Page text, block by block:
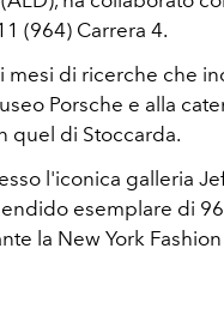
(964) Carrera 4.
mesi di ricerche che
Porsche e alla
quel di Stoccarda.
l'iconica galleria
esemplare di
la New York